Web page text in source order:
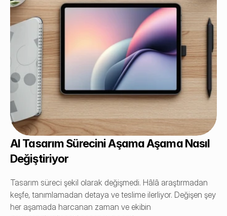
AI Tasarım Sürecini Aşama Aşama Nasıl
Değiştiriyor
Tasarım süreci şekil olarak değişmedi. Hâlâ araştırmadan
keşfe, tanımlamadan detaya ve teslime ilerliyor. Değişen şey
her aşamada harcanan zaman ve ekibin